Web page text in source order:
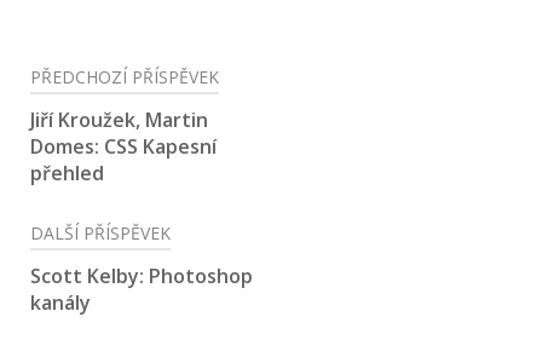
Navigace
pro
příspěvek
PŘEDCHOZÍ PŘÍSPĚVEK
Jiří Kroužek, Martin
Domes: CSS Kapesní
přehled
DALŠÍ PŘÍSPĚVEK
Scott Kelby: Photoshop
kanály